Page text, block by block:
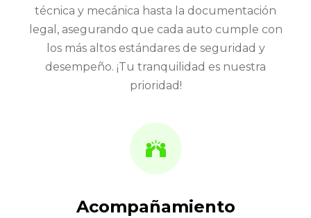
técnica y mecánica hasta la documentación
legal, asegurando que cada auto cumple con
los más altos estándares de seguridad y
desempeño. ¡Tu tranquilidad es nuestra
prioridad!
Acompañamiento